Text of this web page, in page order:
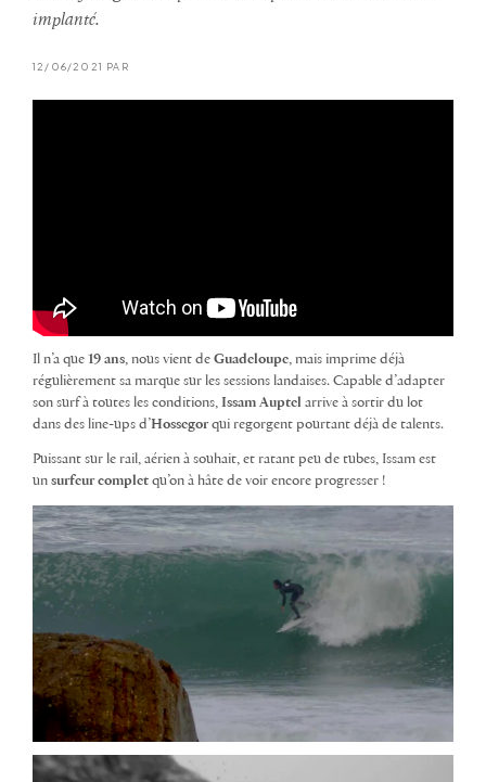
implanté.
12/06/2021 PAR
Il n’a que 19 ans, nous vient de Guadeloupe, mais imprime déjà
régulièrement sa marque sur les sessions landaises. Capable d’adapter
son surf à toutes les conditions, Issam Auptel arrive à sortir du lot
dans des line-ups d’Hossegorqui regorgent pourtant déjà de talents.
Puissant sur le rail, aérien à souhait, et ratant peu de tubes, Issam est
un surfeur complet qu’on à hâte de voir encore progresser !